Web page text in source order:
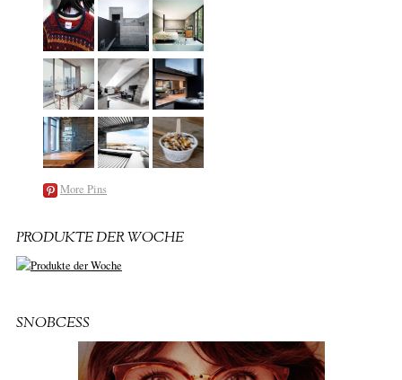
More Pins
PRODUKTE DER WOCHE
SNOBCESS